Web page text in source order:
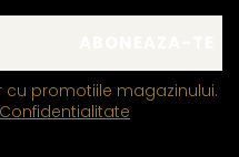
promotiile magazinului.